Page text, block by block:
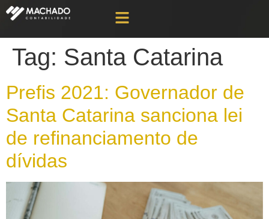
Tag: Santa Catarina
Prefis 2021: Governador de
Santa Catarina sanciona lei
de refinanciamento de
dívidas